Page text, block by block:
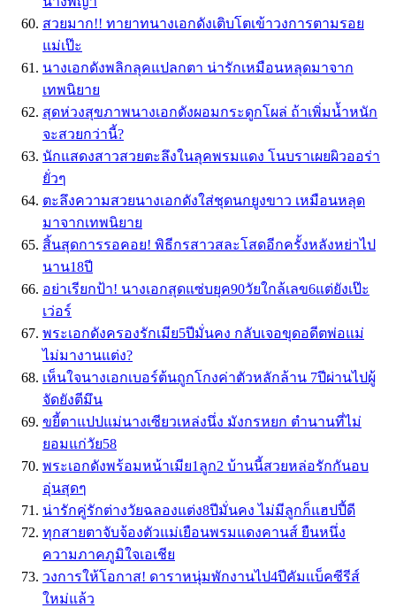
สวยมาก!! ทายาทนางเอกดังเติบโตเข้าวงการตามรอย
แม่เป๊ะ
นางเอกดังพลิกลุคแปลกตา น่ารักเหมือนหลุดมาจาก
เทพนิยาย
สุดห่วงสุขภาพนางเอกดังผอมกระดูกโผล่ ถ้าเพิ่มน้ำหนัก
จะสวยกว่านี้?
นักแสดงสาวสวยตะลึงในลุคพรมแดง โนบราเผยผิวออร่า
ยั่วๆ
ตะลึงความสวยนางเอกดังใส่ชุดนกยูงขาว เหมือนหลุด
มาจากเทพนิยาย
สิ้นสุดการรอคอย! พิธีกรสาวสละโสดอีกครั้งหลังหย่าไป
นาน18ปี
อย่าเรียกป้า! นางเอกสุดแซ่บยุค90วัยใกล้เลข6แต่ยังเป๊ะ
เว่อร์
พระเอกดังครองรักเมีย5ปีมั่นคง กลับเจอขุดอดีตพ่อแม่
ไม่มางานแต่ง?
เห็นใจนางเอกเบอร์ต้นถูกโกงค่าตัวหลักล้าน 7ปีผ่านไปผู้
จัดยังตีมึน
ขยี้ตาแปปแม่นางเซียวเหล่งนึ่ง มังกรหยก ตำนานที่ไม่
ยอมแก่วัย58
พระเอกดังพร้อมหน้าเมีย1ลูก2 บ้านนี้สวยหล่อรักกันอบ
อุ่นสุดๆ
น่ารักคู่รักต่างวัยฉลองแต่ง8ปีมั่นคง ไม่มีลูกก็แฮปปี้ดี
ทุกสายตาจับจ้องตัวแม่เยือนพรมแดงคานส์ ยืนหนึ่ง
ความภาคภูมิใจเอเชีย
วงการให้โอกาส! ดาราหนุ่มพักงานไป4ปีคัมแบ็คซีรีส์
ใหม่แล้ว